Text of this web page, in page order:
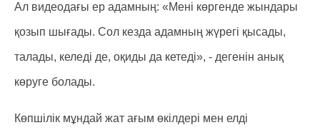
Ал видеодағы ер адамның: «Мені көргенде жындары
қозып шығады. Сол кезда адамның жүрегі қысады,
талады, келеді де, оқиды да кетеді», - дегенін анық
көруге болады.
Көпшілік мұндай жат ағым өкілдері мен елді